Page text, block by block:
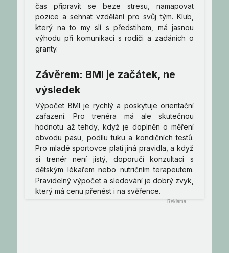
čas připravit se beze stresu, namapovat
pozice a sehnat vzdělání pro svůj tým. Klub,
který na to my slí s předstihem, má jasnou
výhodu při komunikaci s rodiči a zadáních o
granty.
Závěrem: BMI je začátek, ne
výsledek
Výpočet BMI je rychlý a poskytuje orientační
zařazení. Pro trenéra má ale skutečnou
hodnotu až tehdy, když je doplněn o měření
obvodu pasu, podílu tuku a kondičních testů.
Pro mladé sportovce platí jiná pravidla, a když
si trenér není jistý, doporučí konzultaci s
dětským lékařem nebo nutričním terapeutem.
Pravidelný výpočet a sledování je dobrý zvyk,
který má cenu přenést i na svěřence.